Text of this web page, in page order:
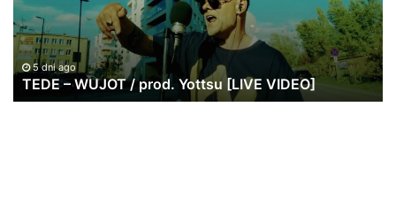
Yottsu
[LIVE
VIDEO]
5 dni ago
TEDE – WUJOT / prod. Yottsu [LIVE VIDEO]
|
20
lat